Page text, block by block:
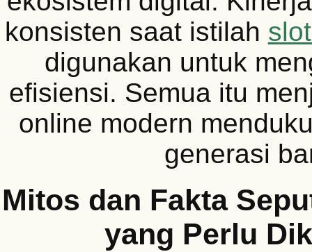
konsisten saat istilah
digunakan untuk
efisiensi. Semua itu
online modern
generasi
Mitos dan Fakta
yang Perlu